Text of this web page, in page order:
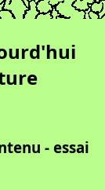
- essai